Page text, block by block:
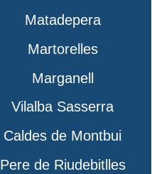
Matadepera
Martorelles
Marganell
Vilalba Sasserra
Caldes de Montbui
Pere de Riudebitlles